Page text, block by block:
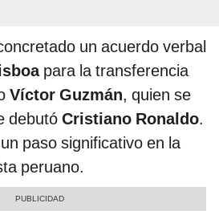
un acuerdo verbal
para la transferencia
Víctor Guzmán, quien se
debutó Cristiano Ronaldo.
paso significativo en la
peruano.